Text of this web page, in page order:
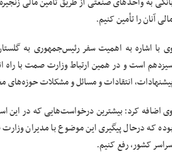
آنان را تأمین کنیم.
با اشاره به اهمیت سفر رئیس‌جمهوری به
انتقادات و مسائل و مشکلات
وی اضافه کرد: بیشترین درخواست‌هایی که در این
که درحال پیگیری این موضوع با مدیران
کشور، رفع کنیم.